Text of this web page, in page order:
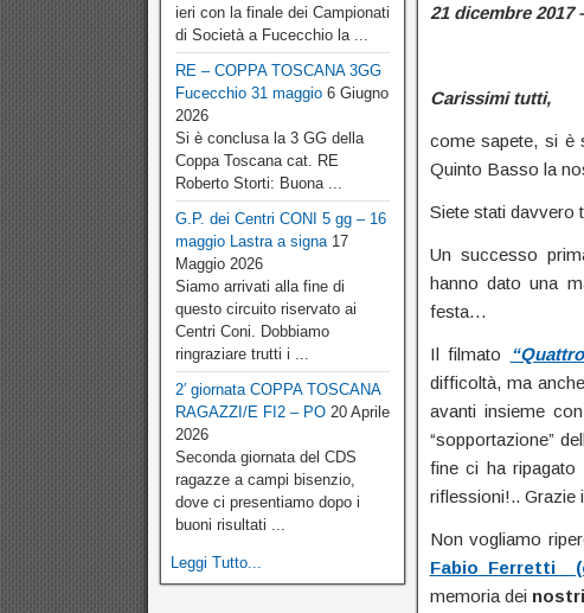
21 dicembre 2017
Carissimi tutti,
come sapete, si è
Quinto Basso la
Siete stati davvero
Un successo
hanno dato una
festa…
Il filmato
difficoltà, ma
avanti insieme
“sopportazione”
fine ci ha
riflessioni!.. Grazie
Non vogliamo
Fabio Ferretti
memoria dei
ieri con la finale dei Campionati
di Società a Fucecchio la ...
RE – COPPA TOSCANA 3GG
Fucecchio 31 maggio6 Giugno
2026
Si è conclusa la 3 GG della
Coppa Toscana cat. RE
Roberto Storti: Buona ...
G.P. dei Centri CONI 5 gg – 16
maggio Lastra a signa17
Maggio 2026
Siamo arrivati alla fine di
questo circuito riservato ai
Centri Coni. Dobbiamo
ringraziare trutti i ...
2′ giornata COPPA TOSCANA
RAGAZZI/E FI2 – PO20 Aprile
2026
Seconda giornata del CDS
ragazze a campi bisenzio,
dove ci presentiamo dopo i
buoni risultati ...
Leggi Tutto...